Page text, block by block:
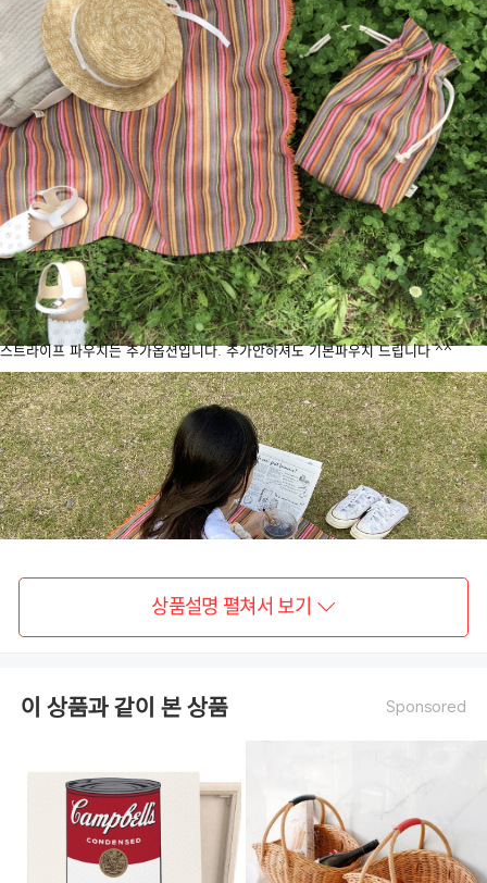
스트라이프 파우치는 추가옵션입니다. 추가안하셔도 기본파우치 드립니다 ^^
상품설명 펼쳐서 보기
이 상품과 같이 본 상품 Sponsored